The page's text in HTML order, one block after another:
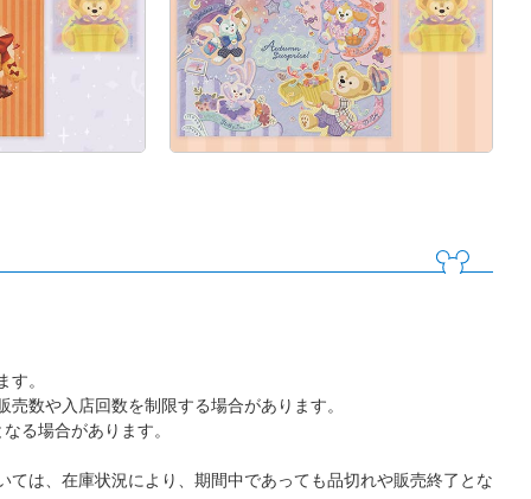
。
数や入店回数を制限する場合があります。
る場合があります。
は、在庫状況により、期間中であっても品切れや販売終了とな